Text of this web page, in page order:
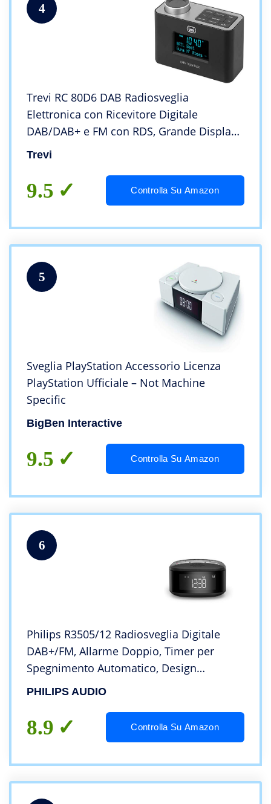
4
Trevi RC 80D6 DAB Radiosveglia
Elettronica con Ricevitore Digitale
DAB/DAB+ e FM con RDS, Grande Display
LED, Funzione Snooze, Funzione Sleep,
Trevi
9.5 Controlla Su Amazon
5
Sveglia PlayStation Accessorio Licenza
PlayStation Ufficiale – Not Machine
Specific
BigBen Interactive
9.5 Controlla Su Amazon
6
Philips R3505/12 Radiosveglia Digitale
DAB+/FM, Allarme Doppio, Timer per
Spegnimento Automatico, Design
Compatto, Sincronizzazione Automatica
2022/2021
PHILIPS AUDIO
8.9 Controlla Su Amazon